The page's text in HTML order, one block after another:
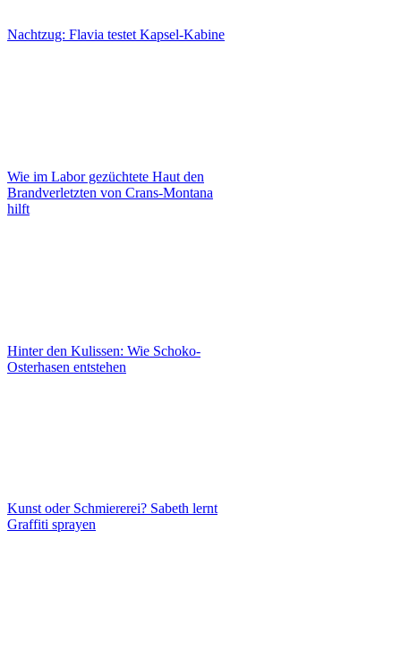
Nachtzug: Flavia testet Kapsel-Kabine
Wie im Labor gezüchtete Haut den
Brandverletzten von Crans-Montana
hilft
Hinter den Kulissen: Wie Schoko-
Osterhasen entstehen
Kunst oder Schmiererei? Sabeth lernt
Graffiti sprayen